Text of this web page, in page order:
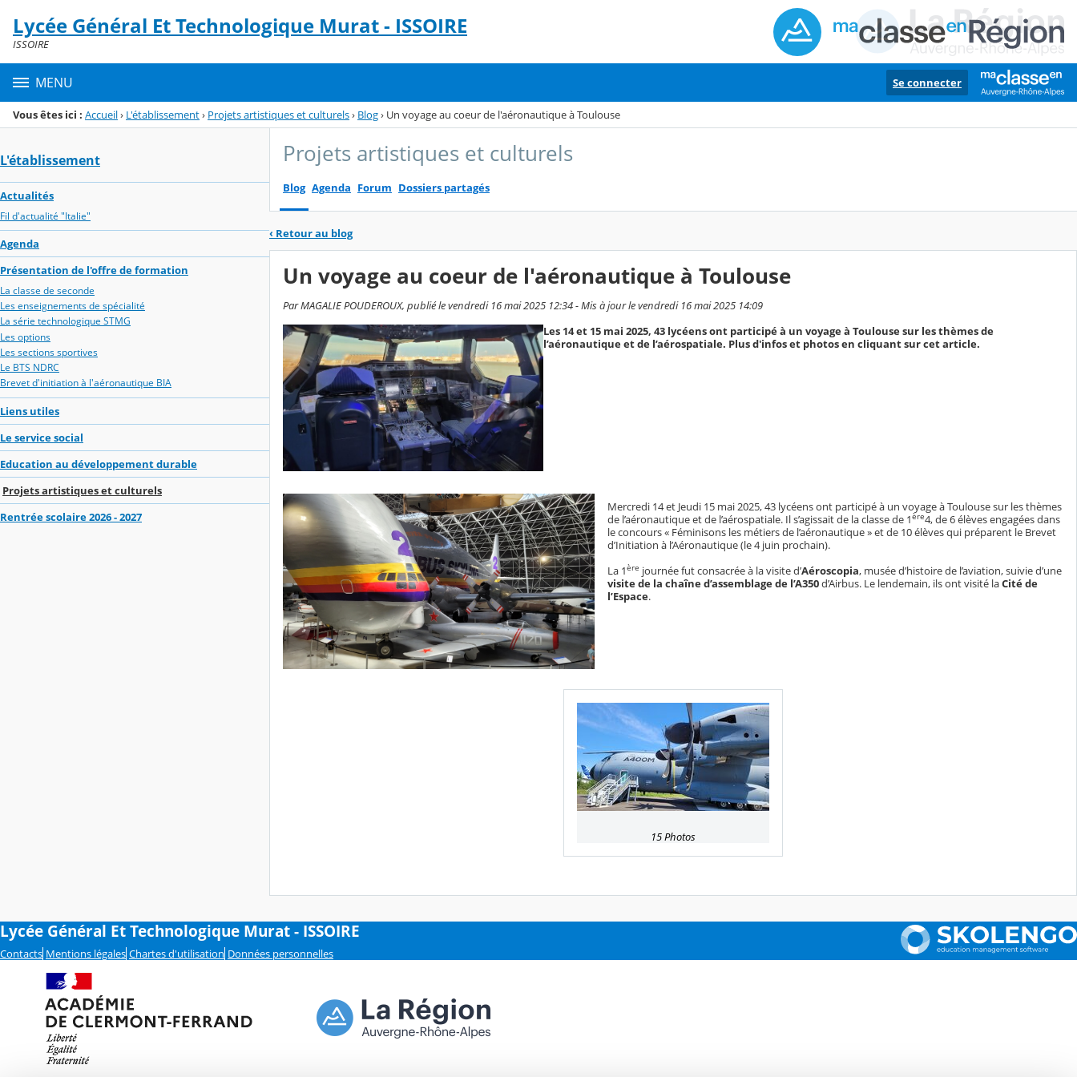
Menu de la rubrique
Contenu
Lycée Général Et Technologique Murat - ISSOIRE
ISSOIRE
MENU Se connecter
Vous êtes ici : Accueil› L'établissement› Projets artistiques et culturels› Blog› Un voyage au coeur de l'aéronautique à Toulouse
L'établissement
Actualités
Fil d'actualité "Italie"
Agenda
Présentation de l'offre de formation
La classe de seconde
Les enseignements de spécialité
La série technologique STMG
Les options
Les sections sportives
Le BTS NDRC
Brevet d'initiation à l'aéronautique BIA
Liens utiles
Le service social
Education au développement durable
Projets artistiques et culturels
Rentrée scolaire 2026 - 2027
Projets artistiques et culturels
Blog Agenda Forum Dossiers partagés
‹ Retour au blog
Un voyage au coeur de l'aéronautique à Toulouse
Par MAGALIE POUDEROUX, publié le vendredi 16 mai 2025 12:34 - Mis à jour le vendredi 16 mai 2025 14:09
Les 14 et 15 mai 2025, 43 lycéens ont participé à un voyage à Toulouse sur les thèmes de
l’aéronautique et de l’aérospatiale. Plus d'infos et photos en cliquant sur cet article.
Mercredi 14 et Jeudi 15 mai 2025, 43 lycéens ont participé à un voyage à Toulouse sur les thèmes
de l’aéronautique et de l’aérospatiale. Il s’agissait de la classe de 1ère4, de 6 élèves engagées dans
le concours « Féminisons les métiers de l’aéronautique » et de 10 élèves qui préparent le Brevet
d’Initiation à l’Aéronautique (le 4 juin prochain).
La 1ère journée fut consacrée à la visite d’Aéroscopia, musée d’histoire de l’aviation, suivie d’une
visite de la chaîne d’assemblage de l’A350d’Airbus. Le lendemain, ils ont visité laCité de
l’Espace.
15 Photos
Lycée Général Et Technologique Murat - ISSOIRE
Contacts Mentions légales Chartes d'utilisation Données personnelles